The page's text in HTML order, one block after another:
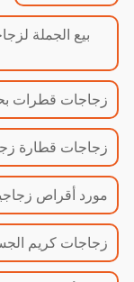
زجاجات قطرات بحجم 1 أونصة للتجزئة
زجاجات قطارة
مورد أقراص زجاجية سعة
زجاجات كريم